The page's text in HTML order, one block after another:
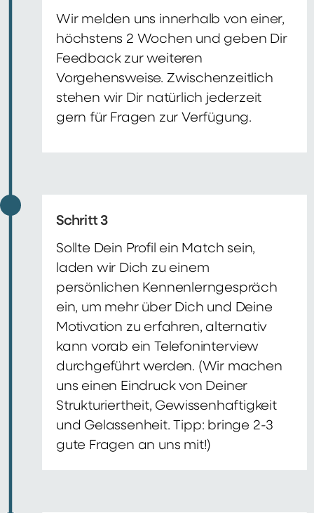
Wir melden uns innerhalb von einer,
höchstens 2 Wochen und geben Dir
Feedback zur weiteren
Vorgehensweise. Zwischenzeitlich
stehen wir Dir natürlich jederzeit
gern für Fragen zur Verfügung.
Schritt 3
Sollte Dein Profil ein Match sein,
laden wir Dich zu einem
persönlichen Kennenlerngespräch
ein, um mehr über Dich und Deine
Motivation zu erfahren, alternativ
kann vorab ein Telefoninterview
durchgeführt werden. (Wir machen
uns einen Eindruck von Deiner
Strukturiertheit, Gewissenhaftigkeit
und Gelassenheit. Tipp: bringe 2-3
gute Fragen an uns mit!)